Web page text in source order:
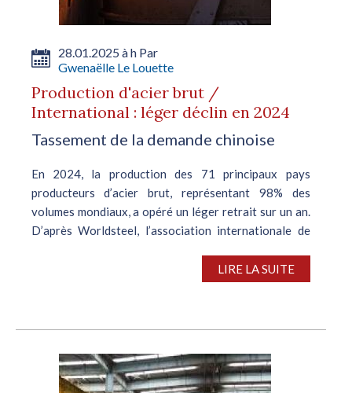
28.01.2025 à h Par
Gwenaëlle Le Louette
Production d'acier brut /
International : léger déclin en 2024
Tassement de la demande chinoise
En 2024, la production des 71 principaux pays
producteurs d’acier brut, représentant 98% des
volumes mondiaux, a opéré un léger retrait sur un an.
D’après Worldsteel, l’association internationale de
LIRE LA SUITE